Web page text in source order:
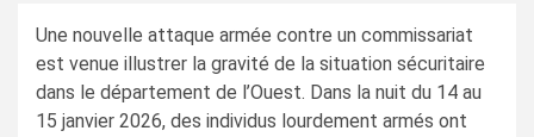
Une nouvelle attaque armée contre un commissariat
est venue illustrer la gravité de la situation sécuritaire
dans le département de l’Ouest. Dans la nuit du 14 au
15 janvier 2026, des individus lourdement armés ont